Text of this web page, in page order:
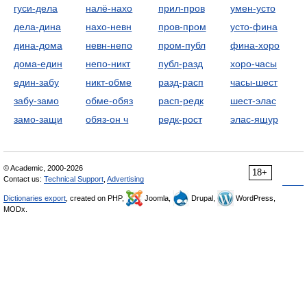
гуси-дела
дела-дина
дина-дома
дома-един
един-забу
забу-замо
замо-защи
налё-нахо
нахо-невн
невн-непо
непо-никт
никт-обме
обме-обяз
обяз-он ч
прил-пров
пров-пром
пром-публ
публ-разд
разд-расп
расп-редк
редк-рост
умен-усто
усто-фина
фина-хоро
хоро-часы
часы-шест
шест-элас
элас-ящур
18+
© Academic, 2000-2026
Contact us: Technical Support Advertising
Dictionaries export , created on PHP, Joomla, Drupal,
WordPress,
MODx.